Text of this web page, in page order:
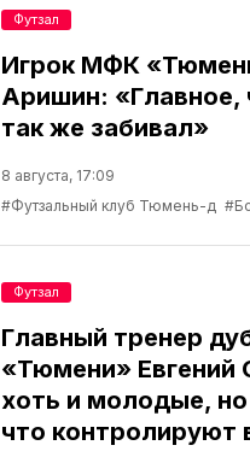
Игрок МФК
Аришин: «Главное,
так же забивал»
8 августа, 17:09
#Футзальный клуб Тюмень-д
Футзал
Главный тренер
«Тюмени» Евгений
хоть и молодые,
что контролируют
Футзал